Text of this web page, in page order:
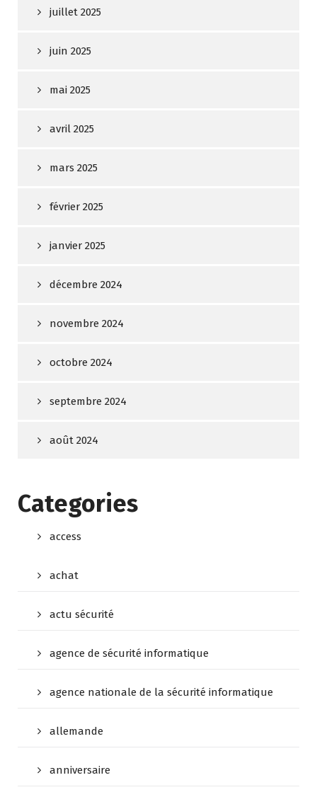
juillet 2025
juin 2025
mai 2025
avril 2025
mars 2025
février 2025
janvier 2025
décembre 2024
novembre 2024
octobre 2024
septembre 2024
août 2024
Categories
access
achat
actu sécurité
agence de sécurité informatique
agence nationale de la sécurité informatique
allemande
anniversaire